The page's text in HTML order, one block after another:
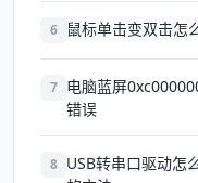
6 鼠标单击变双击怎
7 电脑蓝屏
错误
8 USB转串口驱动怎